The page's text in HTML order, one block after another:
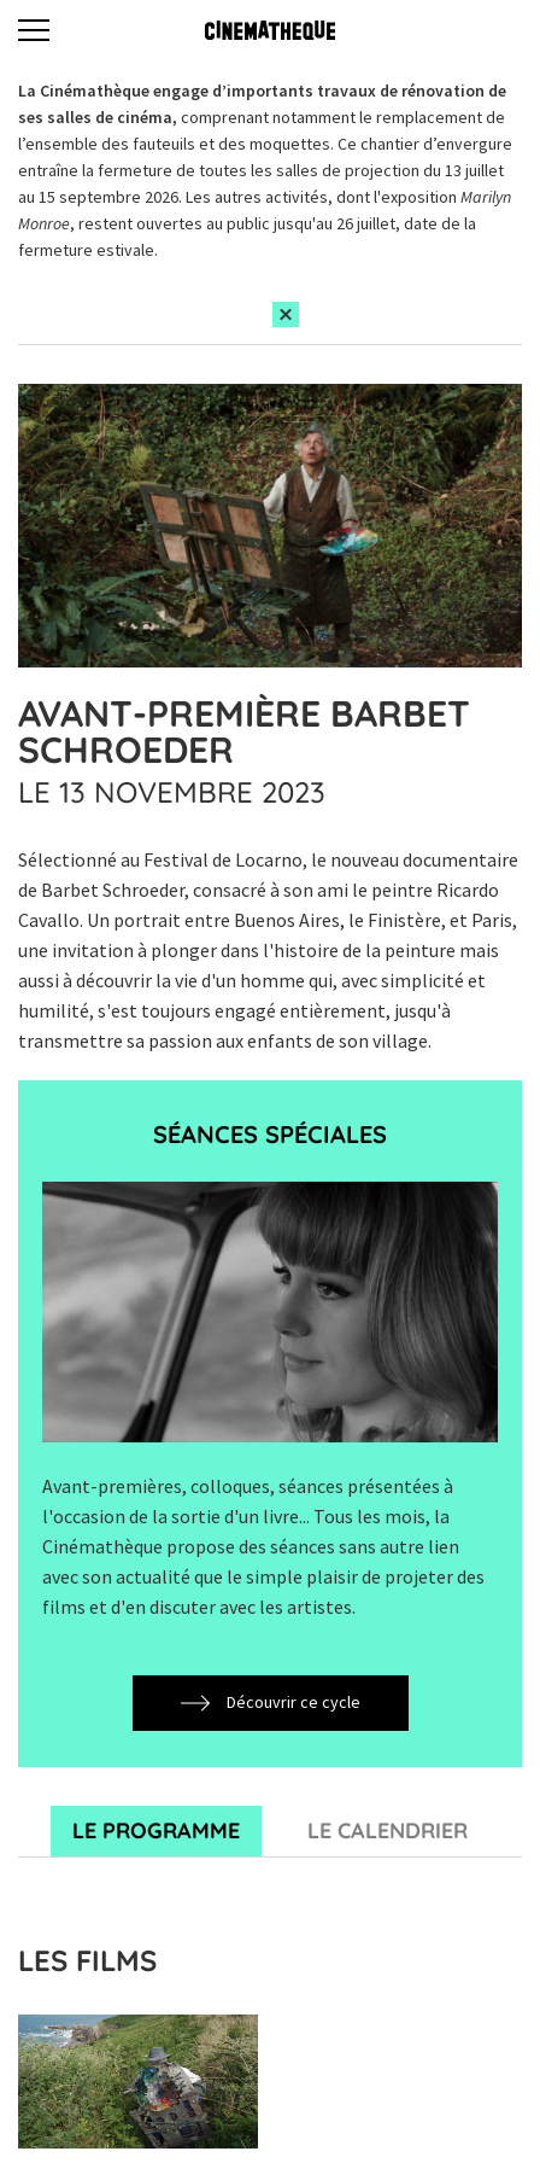
La Cinémathèque engage d’importants travaux de rénovation de
ses salles de cinéma, comprenant notamment le remplacement de
l’ensemble des fauteuils et des moquettes. Ce chantier d’envergure
entraîne la fermeture de toutes les salles de projection du 13 juillet
au 15 septembre 2026. Les autres activités, dont l'exposition Marilyn
Monroe, restent ouvertes au public jusqu'au 26 juillet, date de la
fermeture estivale.
AVANT-PREMIÈRE BARBET
SCHROEDER
LE 13 NOVEMBRE 2023
Sélectionné au Festival de Locarno, le nouveau documentaire
de Barbet Schroeder, consacré à son ami le peintre Ricardo
Cavallo. Un portrait entre Buenos Aires, le Finistère, et Paris,
une invitation à plonger dans l'histoire de la peinture mais
aussi à découvrir la vie d'un homme qui, avec simplicité et
humilité, s'est toujours engagé entièrement, jusqu'à
transmettre sa passion aux enfants de son village.
SÉANCES SPÉCIALES
Avant-premières, colloques, séances présentées à
l'occasion de la sortie d'un livre... Tous les mois, la
Cinémathèque propose des séances sans autre lien
avec son actualité que le simple plaisir de projeter des
films et d'en discuter avec les artistes.
Découvrir ce cycle
LE PROGRAMME LE CALENDRIER
LES FILMS